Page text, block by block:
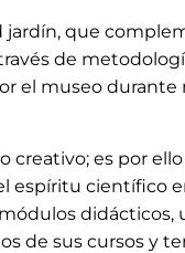
jardín, que
de
el museo durante
creativo; es por
espíritu científico
didácticos,
de sus cursos y